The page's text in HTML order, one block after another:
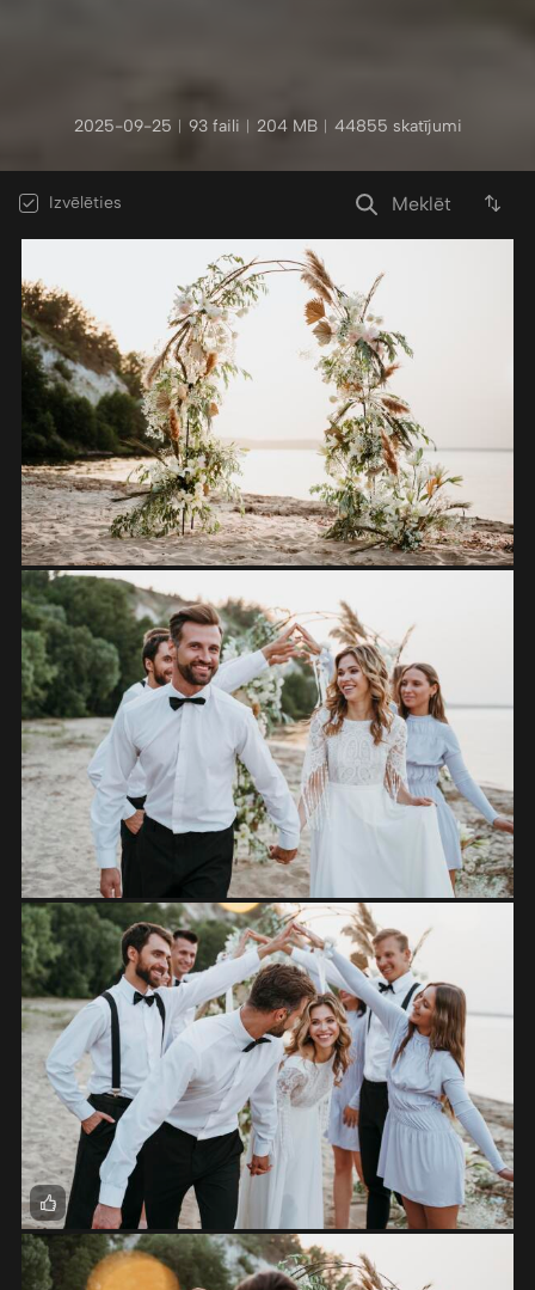
2025-09-25 ︱ 93 faili ︱ 204 MB︱ 44855 skatījumi
Izvēlēties